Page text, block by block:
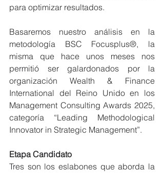
para optimizar resultados.
Basaremos nuestro análisis en la
metodología BSC Focusplus®, la
misma que hace unos meses nos
permitió ser galardonados por la
organización Wealth & Finance
International del Reino Unido en los
Management Consulting Awards 2025,
categoría “Leading Methodological
Innovator in Strategic Management”.
Etapa Candidato
Tres son los eslabones que aborda la